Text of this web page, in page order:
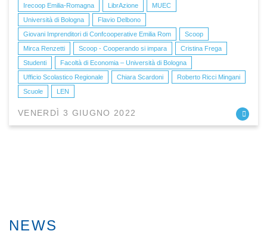
Irecoop Emilia-Romagna
LibrAzione
MUEC
Università di Bologna
Flavio Delbono
Giovani Imprenditori di Confcooperative Emilia Rom
Scoop
Mirca Renzetti
Scoop - Cooperando si impara
Cristina Frega
Studenti
Facoltà di Economia – Università di Bologna
Ufficio Scolastico Regionale
Chiara Scardoni
Roberto Ricci Mingani
Scuole
LEN
VENERDÌ 3 GIUGNO 2022
NEWS